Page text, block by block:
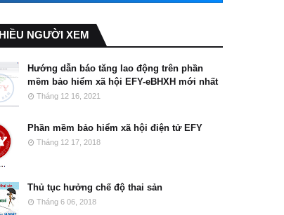
NGƯỜI XEM
Hướng dẫn báo tăng lao động trên phần
mềm bảo hiểm xã hội EFY-eBHXH mới nhất
Tháng 12 16, 2021
Phần mềm bảo hiểm xã hội điện tử EFY
Tháng 12 17, 2018
Thủ tục hưởng chế độ thai sản
Tháng 6 06, 2018